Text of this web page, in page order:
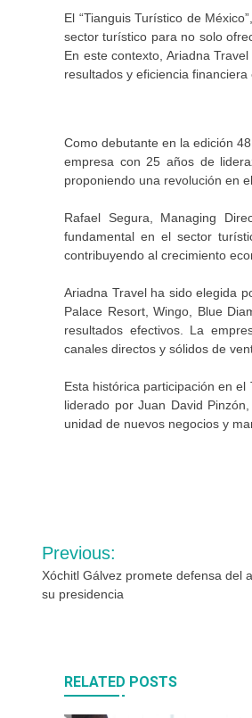
El “Tianguis Turístico de
sector turístico para no solo
En este contexto, Ariadna
resultados y eficiencia
Como debutante en la edición
empresa con 25 años de
proponiendo una revolución en
Rafael Segura, Managing
fundamental en el sector
contribuyendo al crecimiento
Ariadna Travel ha sido elegida
Palace Resort, Wingo, Blue
resultados efectivos. La
canales directos y sólidos de
Esta histórica participación en
liderado por Juan David
unidad de nuevos negocios y
Navegación
de
Previous:
Xóchitl Gálvez promete defensa del
su presidencia
RELATED POSTS